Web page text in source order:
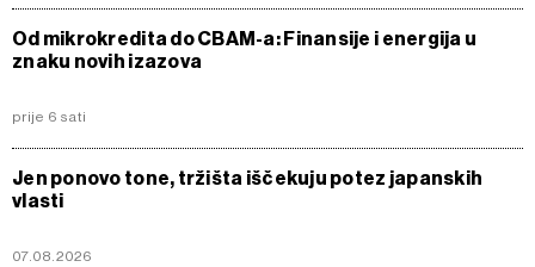
Od mikrokredita do CBAM-a: Finansije i energija u
znaku novih izazova
prije 6 sati
Jen ponovo tone, tržišta iščekuju potez japanskih
vlasti
07.08.2026